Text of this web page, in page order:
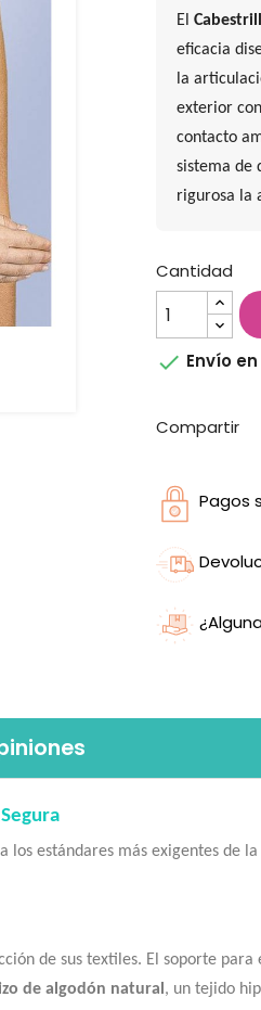
El
eficacia
la
exterior
contacto
sistema de
rigurosa la
Cantidad
 Envío
Compartir
Pagos
los estándares más exigentes de
de sus textiles. El soporte
de algodón natural , un tejido